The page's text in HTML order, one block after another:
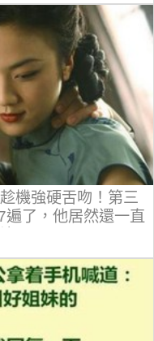
機強硬舌吻！第三
遍了，他居然還一直